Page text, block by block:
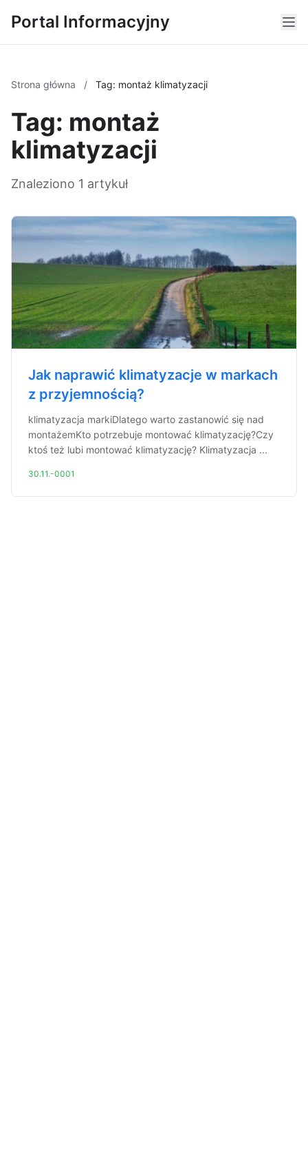
Portal Informacyjny
Strona główna / Tag: montaż klimatyzacji
Tag: montaż
klimatyzacji
Znaleziono 1 artykuł
Jak naprawić klimatyzacje w markach
z przyjemnością?
klimatyzacja markiDlatego warto zastanowić się nad
montażemKto potrzebuje montować klimatyzację?Czy
ktoś też lubi montować klimatyzację? Klimatyzacja ...
30.11.-0001